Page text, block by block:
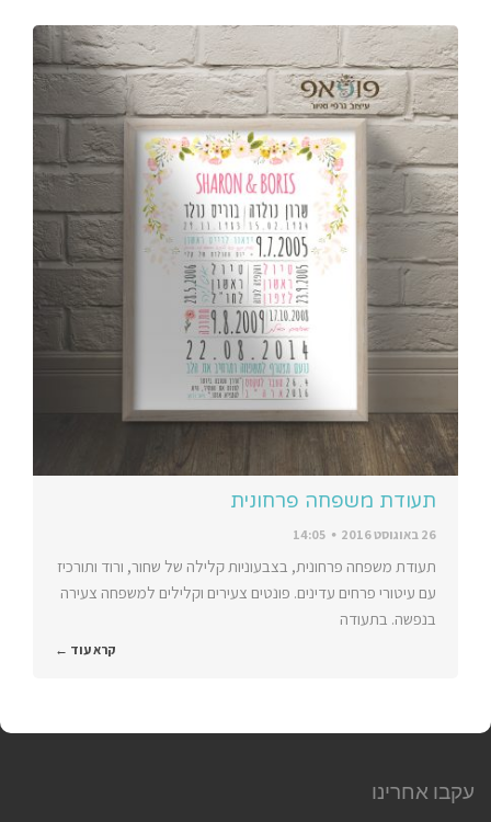
תעודת משפחה פרחונית
26 באוגוסט 2016 14:05
תעודת משפחה פרחונית, בצבעוניות קלילה של שחור, ורוד ותורכיז
עם עיטורי פרחים עדינים. פונטים צעירים וקלילים למשפחה צעירה
בנפשה. בתעודה
קרא עוד ←
עקבו אחרינו